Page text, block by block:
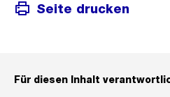
Seite drucken
Für diesen Inhalt